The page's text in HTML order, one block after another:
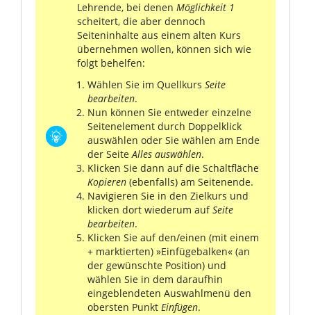
Lehrende, bei denen Möglichkeit 1
scheitert, die aber dennoch
Seiteninhalte aus einem alten Kurs
übernehmen wollen, können sich wie
folgt behelfen:
Wählen Sie im Quellkurs Seite
bearbeiten.
Nun können Sie entweder einzelne
Seitenelement durch Doppelklick
auswählen oder Sie wählen am Ende
der SeiteAlles auswählen.
Klicken Sie dann auf die Schaltfläche
Kopieren (ebenfalls) am Seitenende.
Navigieren Sie in den Zielkurs und
klicken dort wiederum aufSeite
bearbeiten.
Klicken Sie auf den/einen (mit einem
+ marktierten) »Einfügebalken« (an
der gewünschte Position) und
wählen Sie in dem daraufhin
eingeblendeten Auswahlmenü den
obersten Punkt Einfügen.